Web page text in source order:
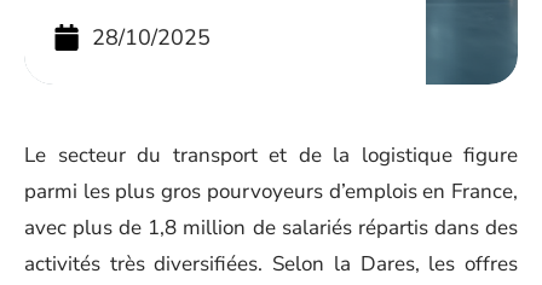
28/10/2025
Le secteur du transport et de la logistique figure
parmi les plus gros pourvoyeurs d’emplois en France,
avec plus de 1,8 million de salariés répartis dans des
activités très diversifiées. Selon la Dares, les offres